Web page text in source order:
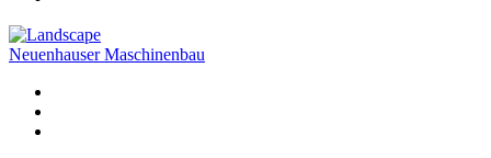
Neuenhauser Maschinenbau